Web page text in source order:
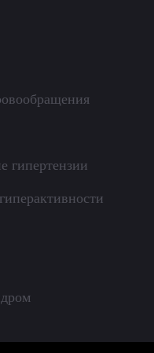
гипертензии